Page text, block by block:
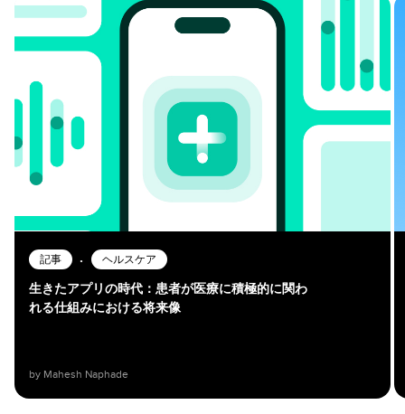
記事 • ヘルスケア
生きたアプリの時代：患者が医療に積極的に関わ
れる仕組みにおける将来像
by Mahesh Naphade